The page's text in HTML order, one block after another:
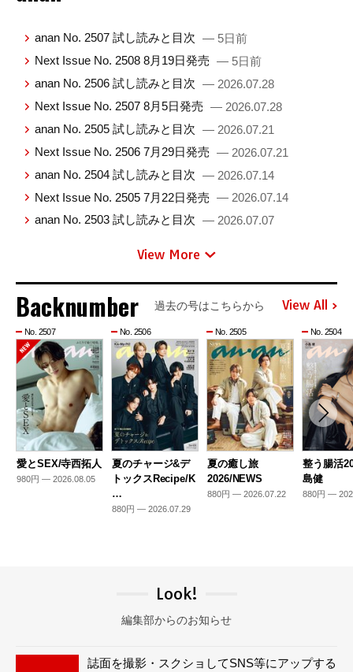
anan No. 2507 試し読みと目次 — 5日前
Next Issue No. 2508 8月19日発売 — 5日前
anan No. 2506 試し読みと目次 — 2026.07.28
Next Issue No. 2507 8月5日発売 — 2026.07.28
anan No. 2505 試し読みと目次 — 2026.07.21
Next Issue No. 2506 7月29日発売 — 2026.07.21
anan No. 2504 試し読みと目次 — 2026.07.14
Next Issue No. 2505 7月22日発売 — 2026.07.14
anan No. 2503 試し読みと目次 — 2026.07.07
View More
Backnumber 過去の号はこちらから View All
No. 2507
愛とSEX/寺西拓人
980円 — 2026.08.05
No. 2506
夏のチャージ&デ
トックスRecipe/K
…
880円 — 2026.07.29
No. 2505
夏の癒し旅
2026/NEWS
880円 — 2026.07.22
No. 2504
整う腸活
島健
880円 —
Look!
編集部からのお知らせ
誌面を撮影・スクショしてSNS等にアップする